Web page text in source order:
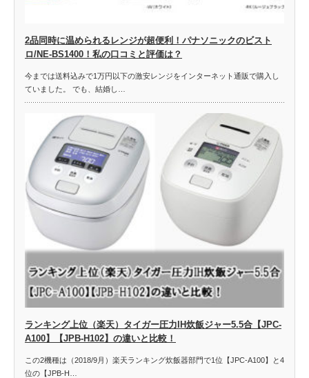
2品同時に温められるレンジが超便利！パナソニックのビスト
ロ/NE-BS1400！私の口コミと評価は？
今までは送料込みで1万円以下の激安レンジをインターネット通販で購入し
ていました。 でも、結婚し…
ランキング上位（楽天）タイガー圧力IH炊飯ジャー5.5合【JPC-
A100】【JPB-H102】の違いと比較！
この2機種は（2018/9月）楽天ランキング炊飯器部門で1位【JPC-A100】と4
位の【JPB-H…